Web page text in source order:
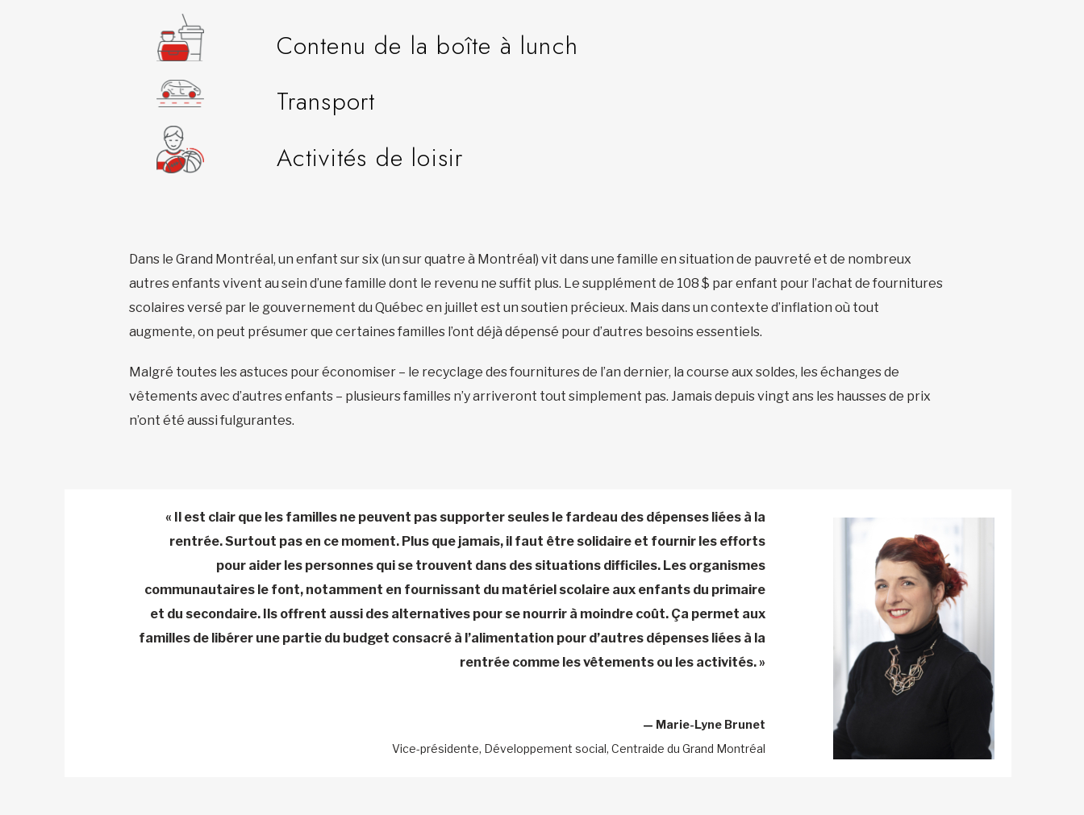
Contenu de la boîte à lunch
Transport
Activités de loisir
Dans le Grand Montréal, un enfant sur six (un sur quatre à Montréal) vit dans une famille en situation de pauvreté et de nombreux
autres enfants vivent au sein d’une famille dont le revenu ne suffit plus. Le supplément de 108 $ par enfant pour l’achat de fournitures
scolaires versé par le gouvernement du Québec en juillet est un soutien précieux. Mais dans un contexte d’inflation où tout
augmente, on peut présumer que certaines familles l’ont déjà dépensé pour d’autres besoins essentiels.
Malgré toutes les astuces pour économiser – le recyclage des fournitures de l’an dernier, la course aux soldes, les échanges de
vêtements avec d’autres enfants – plusieurs familles n’y arriveront tout simplement pas. Jamais depuis vingt ans les hausses de prix
n’ont été aussi fulgurantes.
« Il est clair que les familles ne peuvent pas supporter seules le fardeau des dépenses liées à la
rentrée. Surtout pas en ce moment. Plus que jamais, il faut être solidaire et fournir les efforts
pour aider les personnes qui se trouvent dans des situations difficiles. Les organismes
communautaires le font, notamment en fournissant du matériel scolaire aux enfants du primaire
et du secondaire. Ils offrent aussi des alternatives pour se nourrir à moindre coût. Ça permet aux
familles de libérer une partie du budget consacré à l’alimentation pour d’autres dépenses liées à la
rentrée comme les vêtements ou les activités. »
— Marie-Lyne Brunet
Vice-présidente, Développement social, Centraide du Grand Montréal